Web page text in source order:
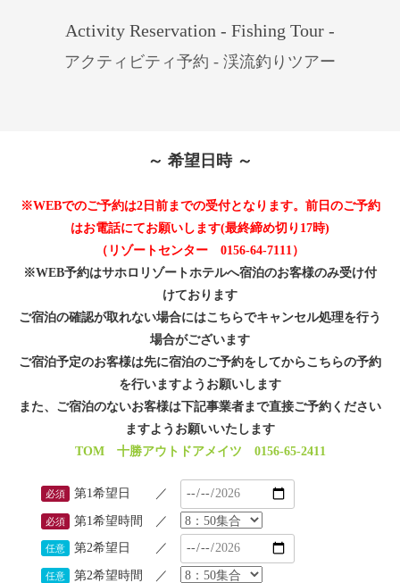
Activity Reservation - Fishing Tour -
アクティビティ予約 - 渓流釣りツアー
～ 希望日時 ～
※WEBでのご予約は2日前までの受付となります。前日のご予約
はお電話にてお願いします(最終締め切り17時)
（リゾートセンター 0156-64-7111）
※WEB予約はサホロリゾートホテルへ宿泊のお客様のみ受け付
けております
ご宿泊の確認が取れない場合にはこちらでキャンセル処理を行う
場合がございます
ご宿泊予定のお客様は先に宿泊のご予約をしてからこちらの予約
を行いますようお願いします
また、ご宿泊のないお客様は下記事業者まで直接ご予約ください
ますようお願いいたします
TOM 十勝アウトドアメイツ
0156-65-2411
必須 第1希望日 ／
必須 第1希望時間 ／
任意 第2希望日 ／
任意
第2希望時間 ／